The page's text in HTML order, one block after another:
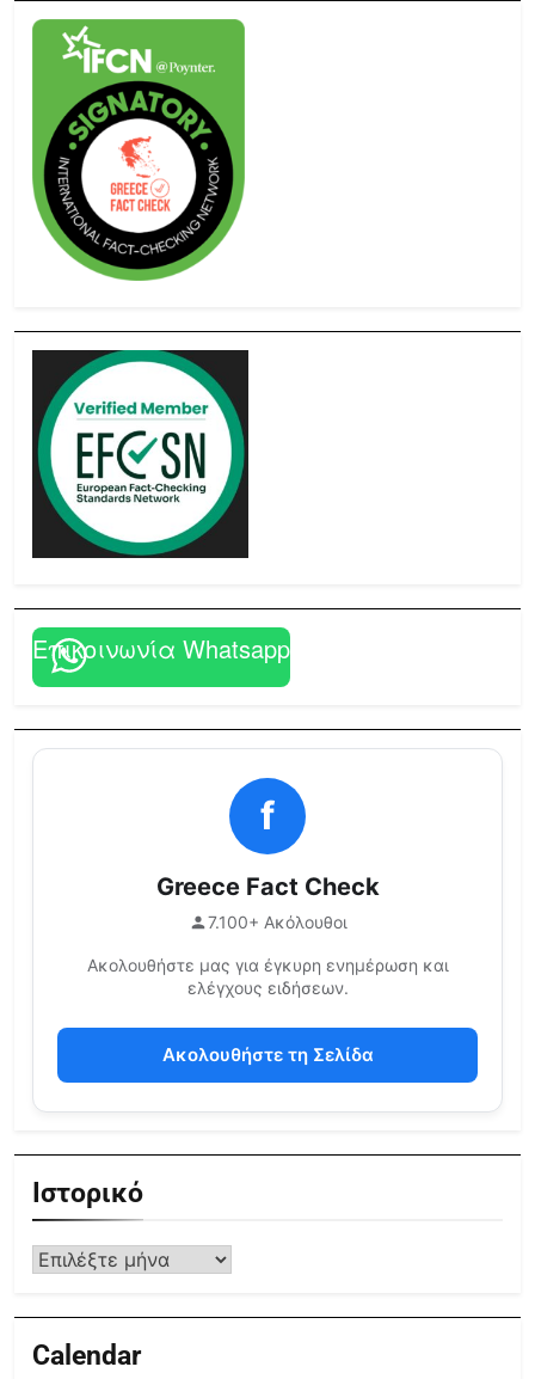
Επικοινωνία Whatsapp
f
Greece Fact Check
7.100+ Ακόλουθοι
Ακολουθήστε μας για έγκυρη ενημέρωση και
ελέγχους ειδήσεων.
Ακολουθήστε τη Σελίδα
Ιστορικό
Calendar